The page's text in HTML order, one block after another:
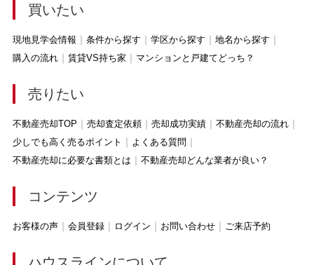
買いたい
現地見学会情報 条件から探す 学区から探す
地名から探す
購入の流れ
賃貸VS持ち家 マンションと戸建てどっち？
売りたい
不動産売却TOP 売却査定依頼 売却成功実績
不動産売却の流れ
少しでも高く売るポイント
よくある質問
不動産売却に必要な書類とは
不動産売却どんな業者が良い？
コンテンツ
お客様の声 会員登録 ログイン お問い合わせ ご来店予約